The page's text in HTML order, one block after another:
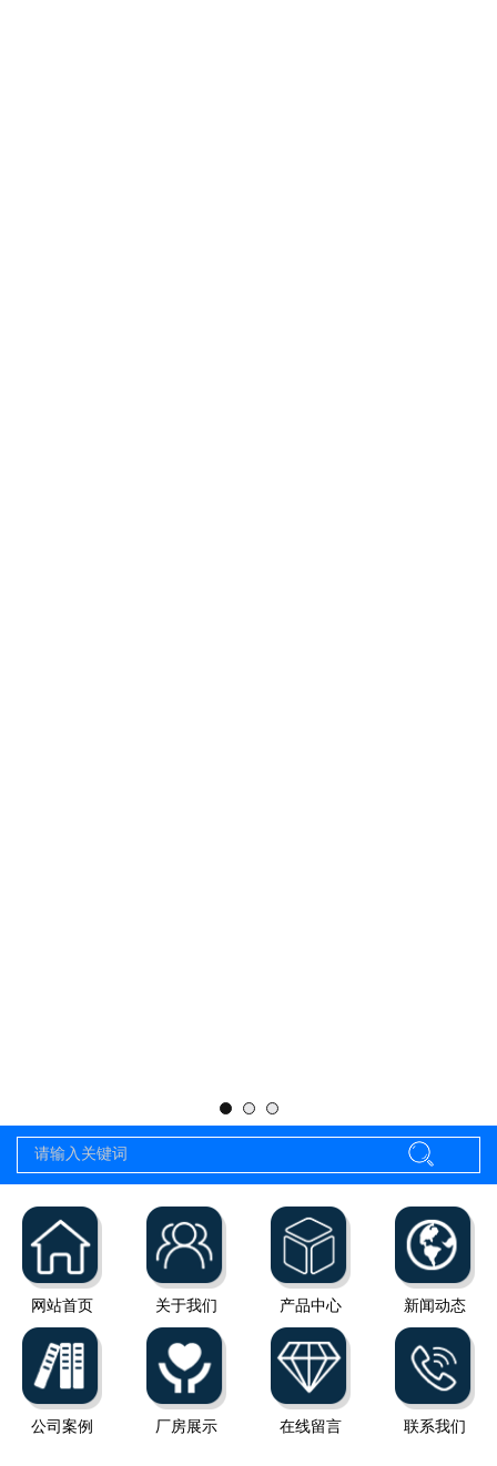
网站首页 关于我们 产品中心 新闻动态
公司案例 厂房展示 在线留言 联系我们